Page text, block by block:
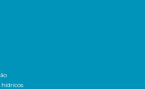
hídricos